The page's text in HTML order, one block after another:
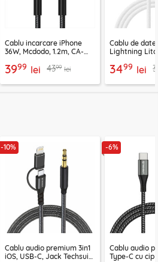
Cablu incarcare iPhone
36W, Mcdodo, 1.2m, CA-
3999 lei 4399 lei
Cablu de date
Lightning
3499 lei
-10%
Cablu audio premium 3in1
iOS, USB-C, Jack Techsuit
-6%
Cablu audio
Type-C cu cip